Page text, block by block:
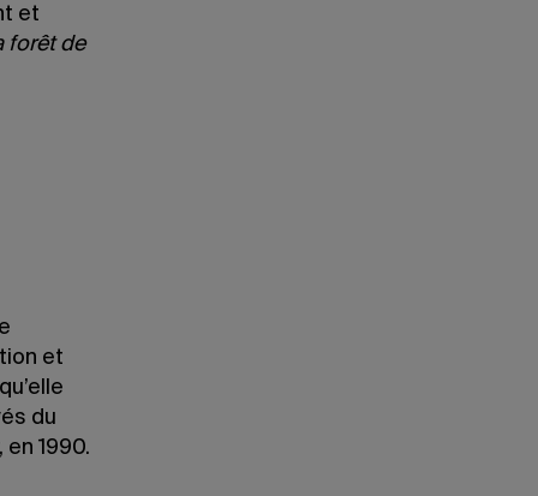
et
forêt de
et
du
en 1990.